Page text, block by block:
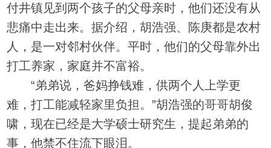
付井镇见到两个孩子的父母亲时，他们还没有从
悲痛中走出来。据介绍，胡浩强、陈庚都是农村
人，是一对邻村伙伴。平时，他们的父母靠外出
打工养家，家庭并不富裕。
“弟弟说，爸妈挣钱难，供两个人上学更
难，打工能减轻家里负担。”胡浩强的哥哥胡俊
啸，现在已经是大学硕士研究生，提起弟弟的
事，他禁不住流下眼泪。